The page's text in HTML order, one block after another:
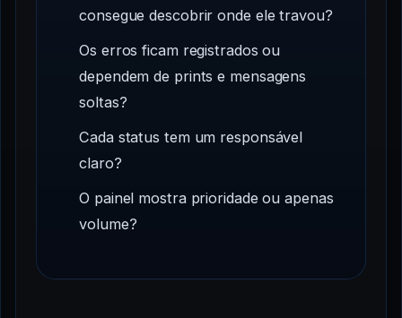
consegue descobrir onde ele travou?
Os erros ficam registrados ou
dependem de prints e mensagens
soltas?
Cada status tem um responsável
claro?
O painel mostra prioridade ou apenas
volume?